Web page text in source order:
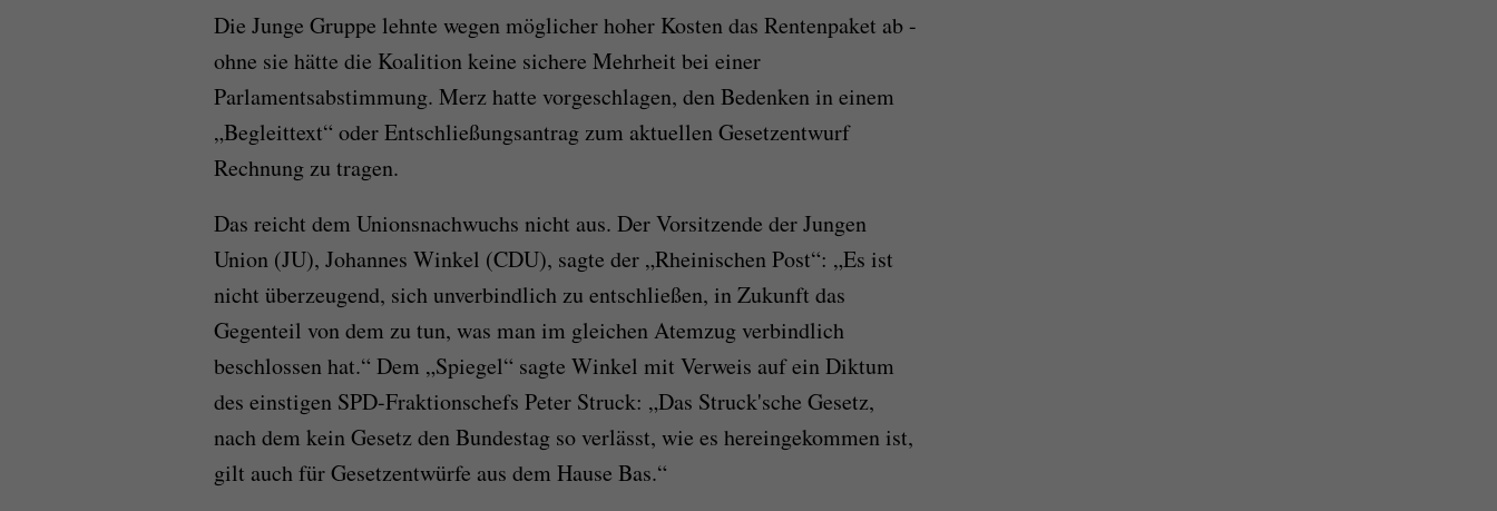
Die Junge Gruppe lehnte wegen möglicher hoher Kosten das Rentenpaket ab -
ohne sie hätte die Koalition keine sichere Mehrheit bei einer
Parlamentsabstimmung. Merz hatte vorgeschlagen, den Bedenken in einem
„Begleittext“ oder Entschließungsantrag zum aktuellen Gesetzentwurf
Rechnung zu tragen.
Das reicht dem Unionsnachwuchs nicht aus. Der Vorsitzende der Jungen
Union (JU), Johannes Winkel (CDU), sagte der „Rheinischen Post“: „Es ist
nicht überzeugend, sich unverbindlich zu entschließen, in Zukunft das
Gegenteil von dem zu tun, was man im gleichen Atemzug verbindlich
beschlossen hat.“ Dem „Spiegel“ sagte Winkel mit Verweis auf ein Diktum
des einstigen SPD-Fraktionschefs Peter Struck: „Das Struck'sche Gesetz,
nach dem kein Gesetz den Bundestag so verlässt, wie es hereingekommen ist,
gilt auch für Gesetzentwürfe aus dem Hause Bas.“